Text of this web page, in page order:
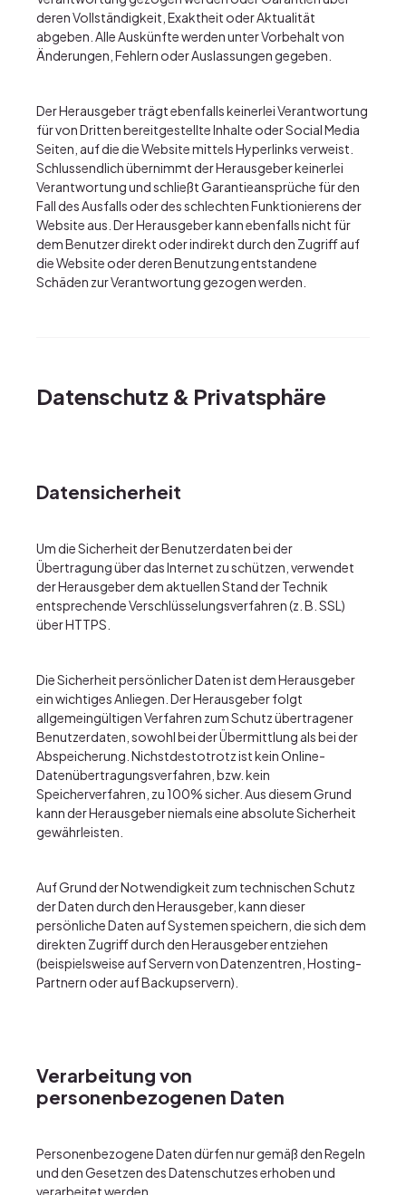
deren Vollständigkeit, Exaktheit oder Aktualität
abgeben. Alle Auskünfte werden unter Vorbehalt von
Änderungen, Fehlern oder Auslassungen gegeben.
Der Herausgeber trägt ebenfalls keinerlei Verantwortung
für von Dritten bereitgestellte Inhalte oder Social Media
Seiten, auf die die Website mittels Hyperlinks verweist.
Schlussendlich übernimmt der Herausgeber keinerlei
Verantwortung und schließt Garantieansprüche für den
Fall des Ausfalls oder des schlechten Funktionierens der
Website aus. Der Herausgeber kann ebenfalls nicht für
dem Benutzer direkt oder indirekt durch den Zugriff auf
die Website oder deren Benutzung entstandene
Schäden zur Verantwortung gezogen werden.
Datenschutz & Privatsphäre
Datensicherheit
Um die Sicherheit der Benutzerdaten bei der
Übertragung über das Internet zu schützen, verwendet
der Herausgeber dem aktuellen Stand der Technik
entsprechende Verschlüsselungsverfahren (z. B. SSL)
über HTTPS.
Die Sicherheit persönlicher Daten ist dem Herausgeber
ein wichtiges Anliegen. Der Herausgeber folgt
allgemeingültigen Verfahren zum Schutz übertragener
Benutzerdaten, sowohl bei der Übermittlung als bei der
Abspeicherung. Nichstdestotrotz ist kein Online-
Datenübertragungsverfahren, bzw. kein
Speicherverfahren, zu 100% sicher. Aus diesem Grund
kann der Herausgeber niemals eine absolute Sicherheit
gewährleisten.
Auf Grund der Notwendigkeit zum technischen Schutz
der Daten durch den Herausgeber, kann dieser
persönliche Daten auf Systemen speichern, die sich dem
direkten Zugriff durch den Herausgeber entziehen
(beispielsweise auf Servern von Datenzentren, Hosting-
Partnern oder auf Backupservern).
Verarbeitung von
personenbezogenen Daten
Personenbezogene Daten dürfen nur gemäß den Regeln
und den Gesetzen des Datenschutzes erhoben und
verarbeitet werden.